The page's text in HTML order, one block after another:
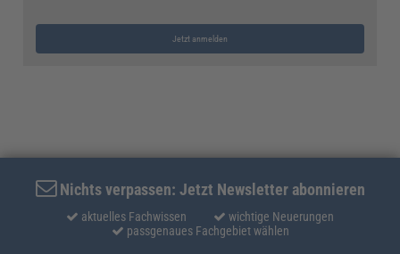
Jetzt anmelden
Nichts verpassen: Jetzt Newsletter abonnieren
aktuelles Fachwissen
wichtige Neuerungen
passgenaues Fachgebiet wählen